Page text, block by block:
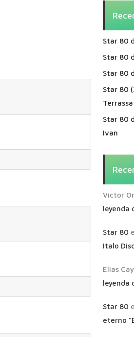
Star 80
Star 80
Star 80
Star 80
Terrassa
Star 80
Ivan
Victor
leyenda
Star 80
Italo
Elias
leyenda
Star 80
eterno